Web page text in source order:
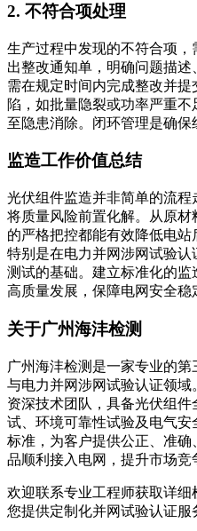
2. 不符合项处理
生产过程中发现的不符合项
出整改通知单，明确问题描
需在规定时间内完成整改并
陷，如批量隐裂或功率严重
至隐患消除。闭环管理是确保
监造工作价值总结
光伏组件监造并非简单的流
将质量风险前置化解。从原
的严格把控都能有效降低电站
特别是在电力并网涉网试验
测试的基础。建立标准化的
高质量发展，保障电网安全稳
关于广州海沣检测
广州海沣检测是一家专业的
与电力并网涉网试验认证领
资深技术团队，具备光伏组
试、环境可靠性试验及电气
标准，为客户提供公正、准
品顺利接入电网，提升市场竞
欢迎联系专业工程师获取详
您提供定制化并网试验认证服